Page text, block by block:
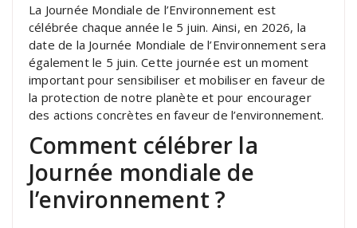
La Journée Mondiale de l’Environnement est
célébrée chaque année le 5 juin. Ainsi, en 2026, la
date de la Journée Mondiale de l’Environnement sera
également le 5 juin. Cette journée est un moment
important pour sensibiliser et mobiliser en faveur de
la protection de notre planète et pour encourager
des actions concrètes en faveur de l’environnement.
Comment célébrer la
Journée mondiale de
l’environnement ?